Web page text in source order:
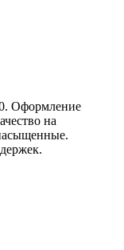
Оформление
на